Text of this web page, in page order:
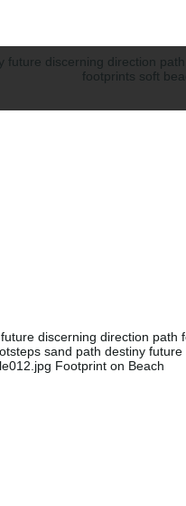
discerning direction path
sand path destiny future
Footprint on Beach